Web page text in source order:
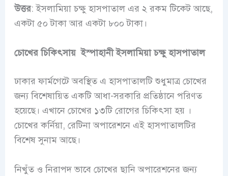
উত্তর: ইসলামিয়া চক্ষু হাসপাতাল এর ২ রকম টিকেট আছে,
একটা ৫০ টাকা আর একটা ৮০০ টাকা।
চোখের চিকিৎসায় ইস্পাহানী ইসলামিয়া চক্ষু হাসপাতাল
ঢাকার ফার্মগেটে অবস্থিত এ হাসপাতালটি শুধুমাত্র চোখের
জন্য বিশেষায়িত একটি আধা-সরকারি প্রতিষ্ঠানে পরিণত
হয়েছে। এখানে চোখের ১৩টি রোগের চিকিৎসা হয় ।
চোখের কর্নিয়া, রেটিনা অপারেশনে এই হাসপাতালটির
বিশেষ সুনাম আছে।
নিখুঁত ও নিরাপদ ভাবে চোখের ছানি অপারেশনের জন্য